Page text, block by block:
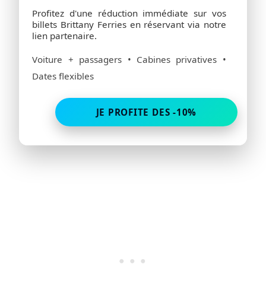
Profitez d'une réduction immédiate sur vos
billets Brittany Ferries en réservant via notre
lien partenaire.
Voiture + passagers • Cabines privatives •
Dates flexibles
JE PROFITE DES -10%